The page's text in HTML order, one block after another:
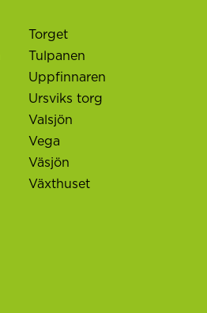
Torget
Tulpanen
Uppfinnaren
Ursviks torg
Valsjön
Vega
Väsjön
Växthuset